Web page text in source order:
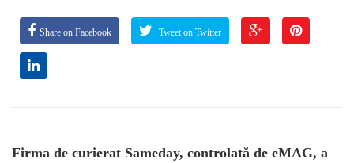
Share on Facebook Tweet on Twitter
Firma de curierat Sameday, controlată de eMAG, a